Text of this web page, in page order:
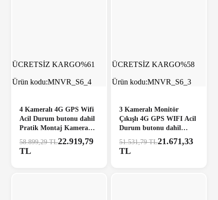
ÜCRETSİZ KARGO%61
Ürün kodu:MNVR_S6_4
4 Kameralı 4G GPS Wifi
Acil Durum butonu dahil
Pratik Montaj Kamera
58.899,29 TL22.919,79
TL
ÜCRETSİZ KARGO%58
Ürün kodu:MNVR_S6_3
3 Kameralı Monitör
Çıkışlı 4G GPS WIFI Acil
Durum butonu dahil
Pratik Montaj Kamera
Seti
51.531,79 TL21.671,33
TL